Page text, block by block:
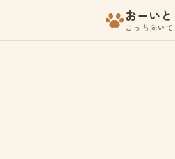
おーい
こっち向い